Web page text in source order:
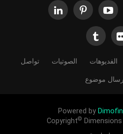
الفديوهات الصوتيات تواصل
موضوع
Powered by
Copyright©